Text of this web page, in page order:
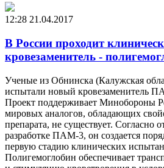
12:28 21.04.2017
В России проходит
кровезаменитель -
Ученые из Обнинска (Калужская
испытали новый кровезаменитель
Проект поддерживает Минобороны
мировых аналогов, обладающих
препарата, не существует.
разработке ПАМ-3, он создается
первую стадию клинических
Полигемоглобин обеспечивает